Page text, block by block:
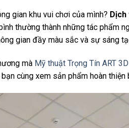
gian khu vui chơi của mình?
thường thành những tác phẩm
gian đầy màu sắc và sự sáng
mà Mỹ thuật Trọng Tín ART 3D
cùng xem sản phẩm hoàn